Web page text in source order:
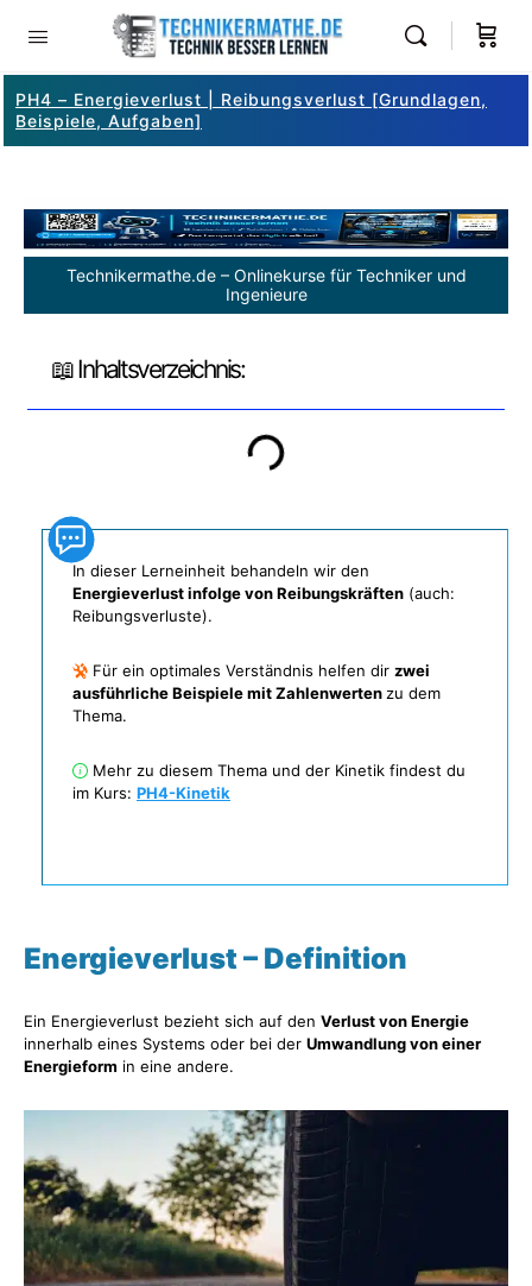
PH4 – Energieverlust | Reibungsverlust [Grundlagen,
Beispiele, Aufgaben]
Technikermathe.de – Onlinekurse für Techniker und
Ingenieure
📖 Inhaltsverzeichnis:
In dieser Lerneinheit behandeln wir den
Energieverlust infolge von Reibungskräften (auch:
Reibungsverluste).
Für ein optimales Verständnis helfen dir zwei
ausführliche Beispiele mit Zahlenwerten zu dem
Thema.
Mehr zu diesem Thema und der Kinetik findest du
im Kurs: PH4-Kinetik
Energieverlust – Definition
Ein Energieverlust bezieht sich auf den Verlust von Energie
innerhalb eines Systems oder bei der Umwandlung von einer
Energieform in eine andere.